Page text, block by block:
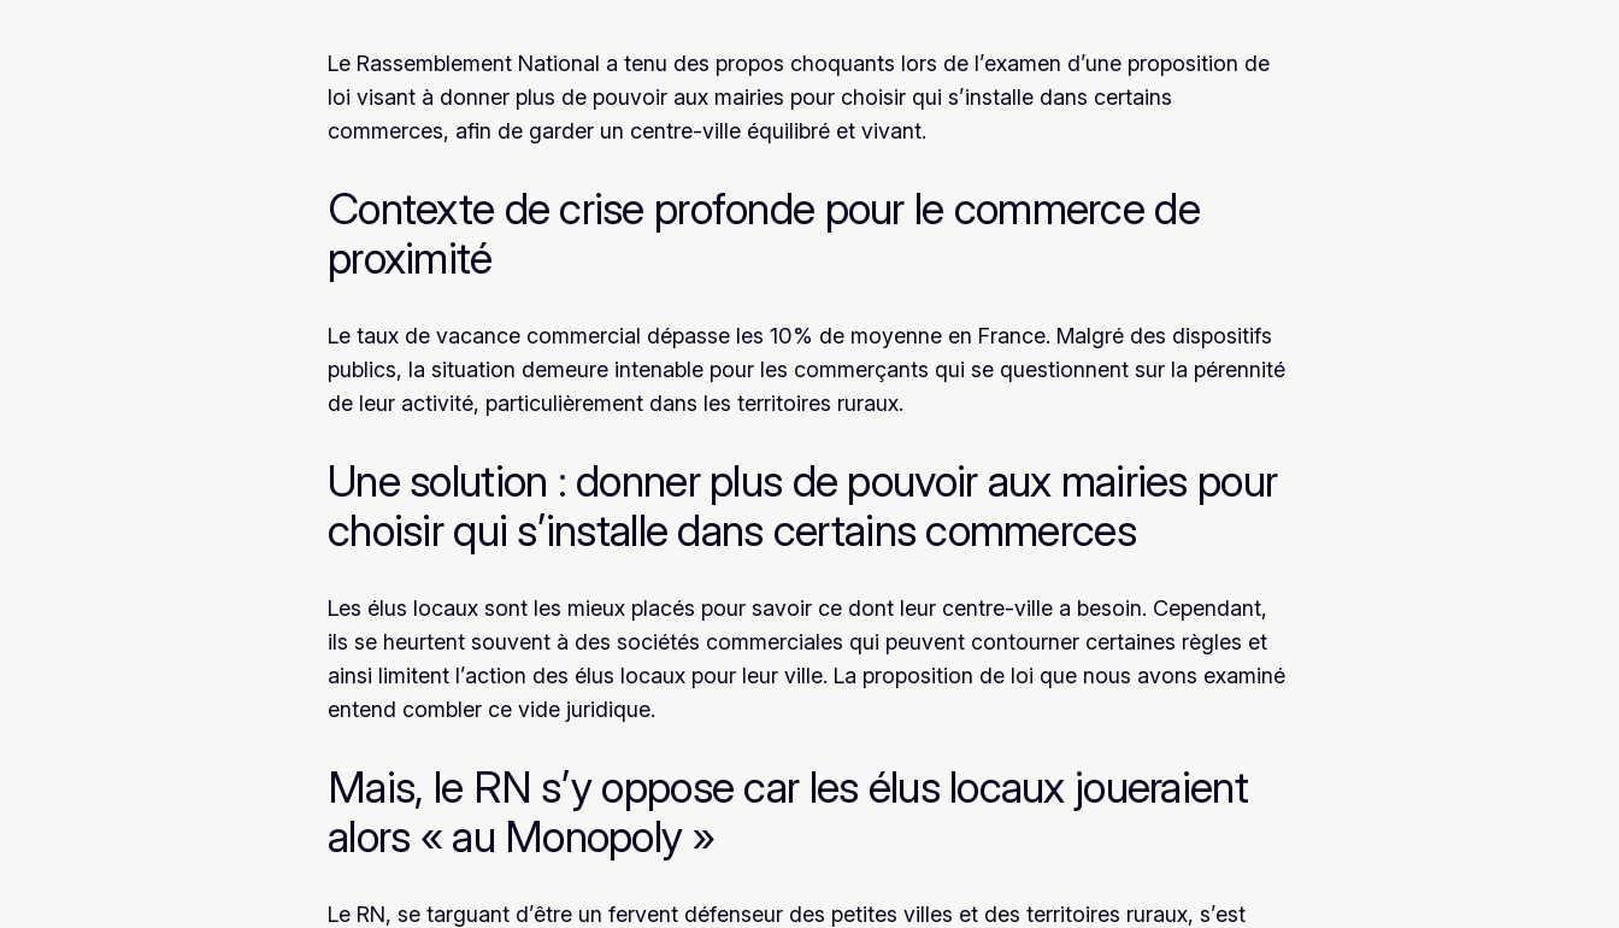
Le Rassemblement National a tenu des propos choquants lors de l’examen d’une proposition de
loi visant à donner plus de pouvoir aux mairies pour choisir qui s’installe dans certains
commerces, afin de garder un centre-ville équilibré et vivant.
Contexte de crise profonde pour le commerce de
proximité
Le taux de vacance commercial dépasse les 10% de moyenne en France. Malgré des dispositifs
publics, la situation demeure intenable pour les commerçants qui se questionnent sur la pérennité
de leur activité, particulièrement dans les territoires ruraux.
Une solution : donner plus de pouvoir aux mairies pour
choisir qui s’installe dans certains commerces
Les élus locaux sont les mieux placés pour savoir ce dont leur centre-ville a besoin. Cependant,
ils se heurtent souvent à des sociétés commerciales qui peuvent contourner certaines règles et
ainsi limitent l’action des élus locaux pour leur ville. La proposition de loi que nous avons examiné
entend combler ce vide juridique.
Mais, le RN s’y oppose car les élus locaux joueraient
alors « au Monopoly »
Le RN, se targuant d’être un fervent défenseur des petites villes et des territoires ruraux, s’est